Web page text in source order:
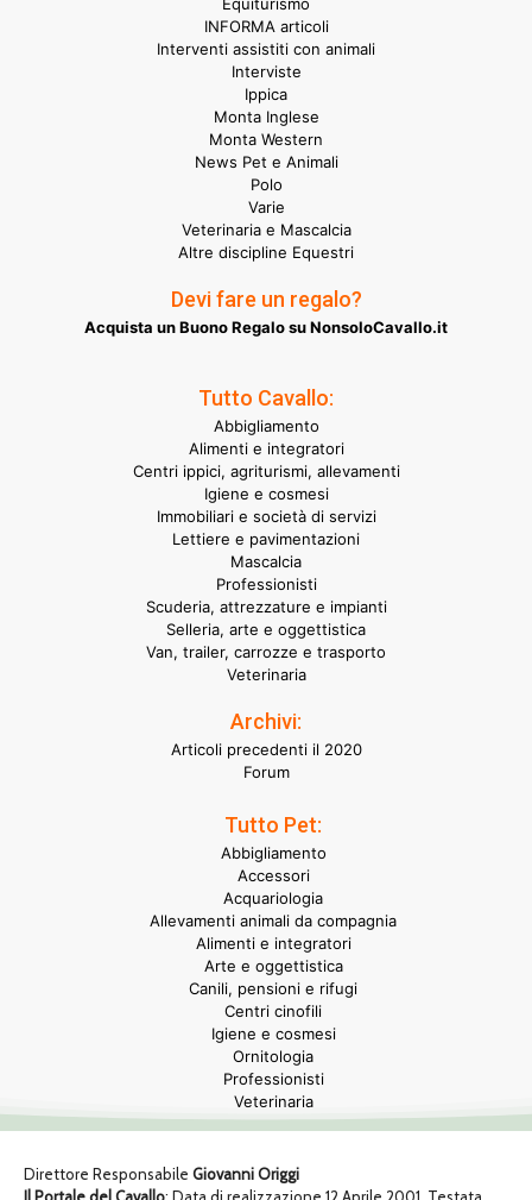
INFORMA articoli
Interventi assistiti con animali
Interviste
Ippica
Monta Inglese
Monta Western
News Pet e Animali
Polo
Varie
Veterinaria e Mascalcia
Altre discipline Equestri
Devi fare un regalo?
Acquista un Buono Regalo su NonsoloCavallo.it
Tutto Cavallo:
Abbigliamento
Alimenti e integratori
Centri ippici, agriturismi, allevamenti
Igiene e cosmesi
Immobiliari e società di servizi
Lettiere e pavimentazioni
Mascalcia
Professionisti
Scuderia, attrezzature e impianti
Selleria, arte e oggettistica
Van, trailer, carrozze e trasporto
Veterinaria
Archivi:
Articoli precedenti il 2020
Forum
Tutto Pet:
Abbigliamento
Accessori
Acquariologia
Allevamenti animali da compagnia
Alimenti e integratori
Arte e oggettistica
Canili, pensioni e rifugi
Centri cinofili
Igiene e cosmesi
Ornitologia
Professionisti
Veterinaria
Direttore Responsabile Giovanni Origgi